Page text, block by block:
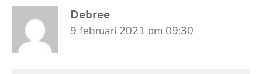
Debree
9 februari 2021 om 09:30